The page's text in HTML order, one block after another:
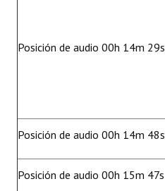
Posición de audio 00h 14m 29s
Posición de audio 00h 14m 48s
Posición de audio 00h 15m 47s